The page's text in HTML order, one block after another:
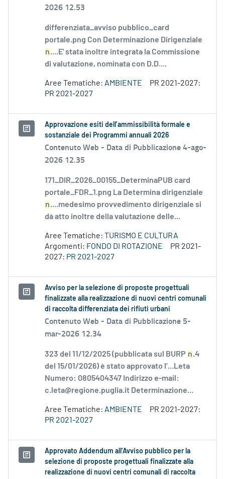
2026 12.53
differenziata_avviso pubblico_card
portale.png Con Determinazione Dirigenziale
n....E' stata inoltre integrata la Commissione
di valutazione, nominata con D.D....
Aree Tematiche: AMBIENTE
PR 2021-2027:
PR 2021-2027
Approvazione esiti dell’ammissibilità formale e
sostanziale dei Programmi annuali 2026
Contenuto Web - Data di Pubblicazione 4-ago-
2026 12.35
171_DIR_2026_00155_DeterminaPUB card
portale_FDR_1.png La Determina dirigenziale
n....medesimo provvedimento dirigenziale si
dà atto inoltre della valutazione delle...
Aree Tematiche: TURISMO E CULTURA
Argomenti: FONDO DI ROTAZIONE
PR 2021-
2027: PR 2021-2027
Avviso per la selezione di proposte progettuali
finalizzate alla realizzazione di nuovi centri comunali
di raccolta differenziata dei rifiuti urbani
Contenuto Web - Data di Pubblicazione 5-
mar-2026 12.34
323 del 11/12/2025 (pubblicata sul BURP n.4
del 15/01/2026) è stato approvato l’...Leta
Numero: 0805404347 Indirizzo e-mail:
c.leta@regione.puglia.it Determinazione...
Aree Tematiche: AMBIENTE
PR 2021-2027:
PR 2021-2027
Approvato Addendum all’Avviso pubblico per la
selezione di proposte progettuali finalizzate alla
realizzazione di nuovi centri comunali di raccolta